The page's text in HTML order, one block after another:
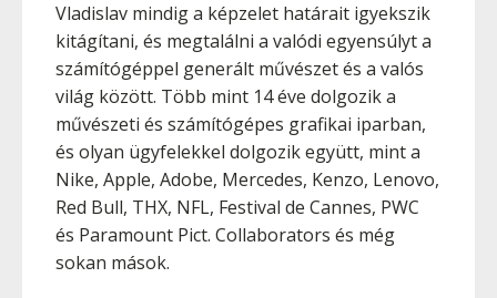
Vladislav mindig a képzelet határait igyekszik
kitágítani, és megtalálni a valódi egyensúlyt a
számítógéppel generált művészet és a valós
világ között. Több mint 14 éve dolgozik a
művészeti és számítógépes grafikai iparban,
és olyan ügyfelekkel dolgozik együtt, mint a
Nike, Apple, Adobe, Mercedes, Kenzo, Lenovo,
Red Bull, THX, NFL, Festival de Cannes, PWC
és Paramount Pict. Collaborators és még
sokan mások.